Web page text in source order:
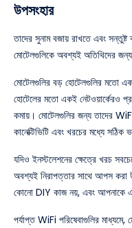
উপসংহার
তাদের সুনাম বজায় রাখতে এবং সন্তুষ্ট
মোটেলগুলিকে অবশ্যই অতিথিদের
মোটেলগুলির বড় হোটেলগুলির মতো
হোটেলের মতো একই নেটওয়ার্কেরও
কমায়। মোটেলগুলির জন্য তাদের
কানেক্টিভিটি এবং খরচের মধ্যে
যদিও ইনস্টলেশনের ক্ষেত্রে খরচ
অবশ্যই নিরাপত্তার সাথে আপস করা
কোনো DIY কাজ নয়, এবং আপনাকে
পর্যাপ্ত WiFi পরিষেবাগুলির